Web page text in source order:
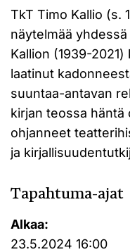
TkT Timo Kallio (s.
näytelmää
Kallion (1939-
laatinut
suuntaa-antavan
kirjan teossa häntä
ohjanneet
ja
Tapahtuma-ajat
Alkaa:
23.5.2024 16:00